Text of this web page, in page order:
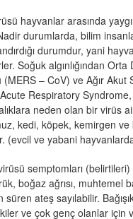
hayvanlar arasında
durumlarda, bilim
durumdur, yani
Soğuk algınlığından Orta
– CoV) ve Ağır Akut
Respiratory
neden olan bir virüs
kedi, köpek, kemirgen ve
(evcil ve yabani
semptomları (belirtileri)
boğaz ağrısı, muhtemel
ateş sayılabilir.
ve çok genç olanlar için